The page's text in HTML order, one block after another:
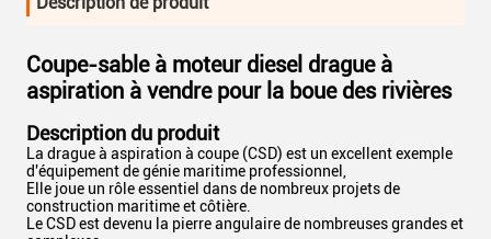
Coupe-sable à moteur diesel drague à
aspiration à vendre pour la boue des rivières
Description du produit
La drague à aspiration à coupe (CSD) est un excellent exemple
d'équipement de génie maritime professionnel,
Elle joue un rôle essentiel dans de nombreux projets de
construction maritime et côtière.
Le CSD est devenu la pierre angulaire de nombreuses grandes et